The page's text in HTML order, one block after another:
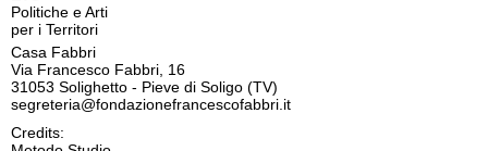
Politiche e Arti
per i Territori
Casa Fabbri
Via Francesco Fabbri, 16
31053 Solighetto - Pieve di Soligo (TV)
segreteria@fondazionefrancescofabbri.it
Credits: